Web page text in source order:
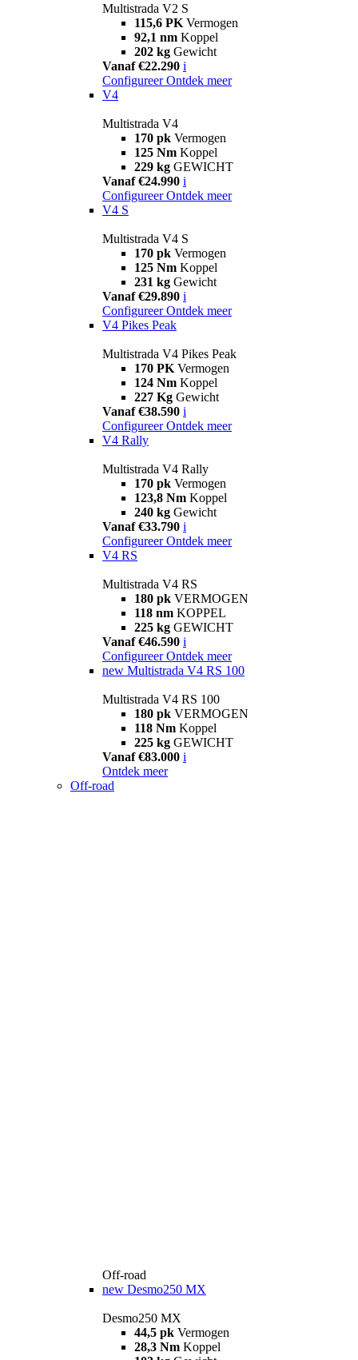
Multistrada V2 S
115,6 PK Vermogen
92,1 nm Koppel
202 kg Gewicht
Vanaf €22.290 i
Configureer Ontdek meer
V4
Multistrada V4
170 pk Vermogen
125 Nm Koppel
229 kg GEWICHT
Vanaf €24.990 i
Configureer Ontdek meer
V4 S
Multistrada V4 S
170 pk Vermogen
125 Nm Koppel
231 kg Gewicht
Vanaf €29.890 i
Configureer Ontdek meer
V4 Pikes Peak
Multistrada V4 Pikes Peak
170 PK Vermogen
124 Nm Koppel
227 Kg Gewicht
Vanaf €38.590 i
Configureer Ontdek meer
V4 Rally
Multistrada V4 Rally
170 pk Vermogen
123,8 Nm Koppel
240 kg Gewicht
Vanaf €33.790 i
Configureer Ontdek meer
V4 RS
Multistrada V4 RS
180 pk VERMOGEN
118 nm KOPPEL
225 kg GEWICHT
Vanaf €46.590 i
Configureer Ontdek meer
new Multistrada V4 RS 100
Multistrada V4 RS 100
180 pk VERMOGEN
118 Nm Koppel
225 kg GEWICHT
Vanaf €83.000 i
Ontdek meer
Off-road
Off-road
new Desmo250 MX
Desmo250 MX
44,5 pk Vermogen
28,3 Nm Koppel